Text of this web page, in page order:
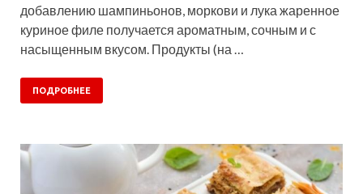
добавлению шампиньонов, моркови и лука жаренное
куриное филе получается ароматным, сочным и с
насыщенным вкусом. Продукты (на …
ПОДРОБНЕЕ